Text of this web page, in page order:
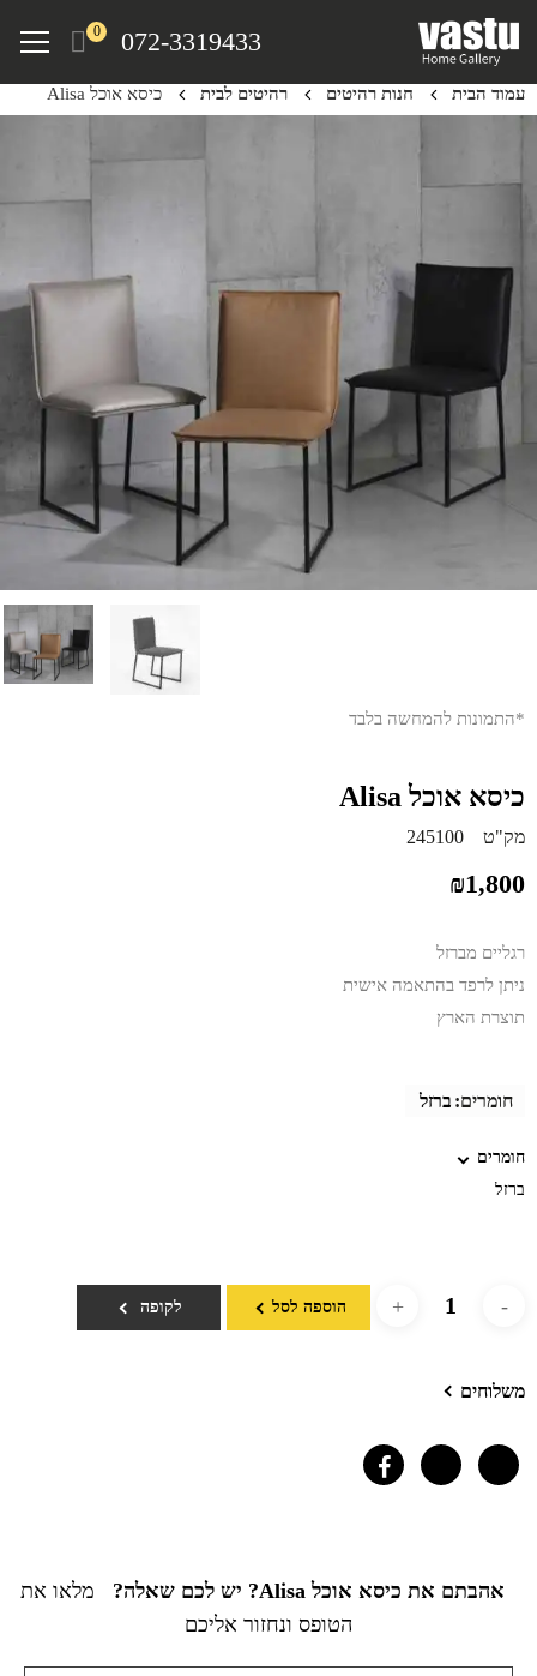
content
072-3319433
0
Menu
עמוד הבית חנות רהיטים רהיטים לבית כיסא אוכל Alisa
*התמונות להמחשה בלבד
כיסא אוכל Alisa
מק"ט 245100
₪1,800
רגליים מברזל
ניתן לרפד בהתאמה אישית
תוצרת הארץ
חומרים: ברזל
חומרים
ברזל
הוספה לסל לקופה
משלוחים
אהבתם את כיסא אוכל Alisa? יש לכם שאלה?
מלאו את
הטופס ונחזור אליכם